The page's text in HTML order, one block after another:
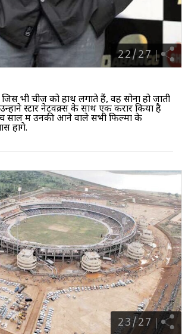
22/27
भी चीज को हाथ लगाते हैं, वह सोना हो जाती
स्टार नेटवक्र्स के साथ एक करार किया है
साल में उनकी आने वाले सभी फिल्मों के
होंगे.
23/27